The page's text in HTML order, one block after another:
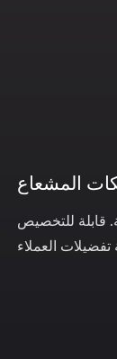
المشعاع
قابلة للتخصيص